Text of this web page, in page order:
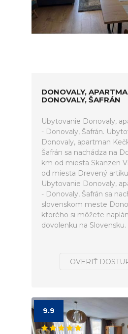
DONOVALY,
DONOVALY, ŠAFRÁN
Ubytovanie Donovaly,
- Donovaly, Šafrán.
Donovaly, apartman
Šafrán sa nachádza na
km od miesta Skanzen
od miesta Drevený
Ubytovanie Donovaly,
- Donovaly, Šafrán sa
slovenskom meste
ktorého si môžete
dovolenku na Slovensku.
OVERIŤ
9.9